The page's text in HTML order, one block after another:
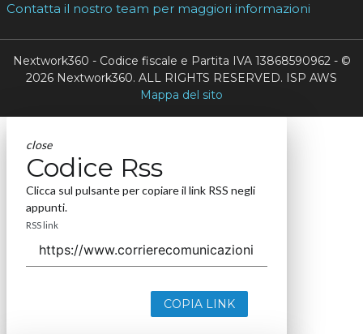
Contatta il nostro team per maggiori informazioni
Nextwork360 - Codice fiscale e Partita IVA 13868590962 - ©
2026 Nextwork360. ALL RIGHTS RESERVED. ISP AWS
Mappa del sito
close
Codice Rss
Clicca sul pulsante per copiare il link RSS negli
appunti.
RSS link
COPIA LINK